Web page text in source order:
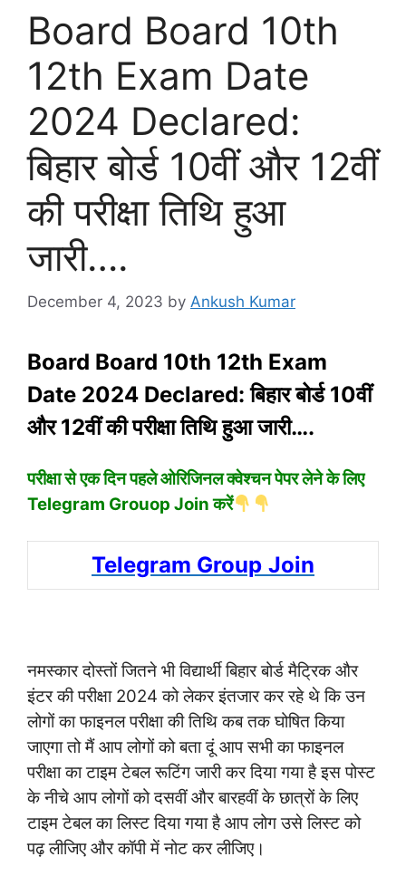
Board Board 10th
12th Exam Date
2024 Declared:
बिहार बोर्ड 10वीं और 12वीं
की परीक्षा तिथि हुआ
जारी….
December 4, 2023 by Ankush Kumar
Board Board 10th 12th Exam
Date 2024 Declared: बिहार बोर्ड 10वीं
और 12वीं की परीक्षा तिथि हुआ जारी….
परीक्षा से एक दिन पहले ओरिजिनल क्वेश्चन पेपर लेने के लिए
Telegram Grouop Join करें
Telegram Group Join
नमस्कार दोस्तों जितने भी विद्यार्थी बिहार बोर्ड मैट्रिक और
इंटर की परीक्षा 2024 को लेकर इंतजार कर रहे थे कि उन
लोगों का फाइनल परीक्षा की तिथि कब तक घोषित किया
जाएगा तो मैं आप लोगों को बता दूं आप सभी का फाइनल
परीक्षा का टाइम टेबल रूटिंग जारी कर दिया गया है इस पोस्ट
के नीचे आप लोगों को दसवीं और बारहवीं के छात्रों के लिए
टाइम टेबल का लिस्ट दिया गया है आप लोग उसे लिस्ट को
पढ़ लीजिए और कॉपी में नोट कर लीजिए।